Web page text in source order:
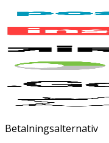
Betalningsalternativ